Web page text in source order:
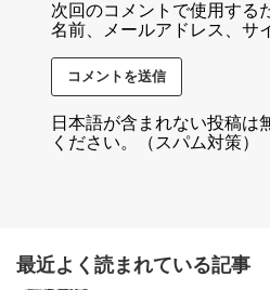
次回のコメントで使用する
名前、メールアドレス、サ
日本語が含まれない投稿は
ください。（スパム対策）
最近よく読まれている記事